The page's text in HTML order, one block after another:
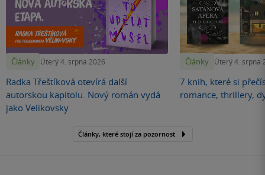
Články Úterý 4. srpna 2026
Radka Třeštíková otevírá další
autorskou kapitolu. Nový román vydá
jako Velikovsky
Články Úterý 4. srpna
7 knih, které si
romance, thrillery,
Články, které stojí za pozornost